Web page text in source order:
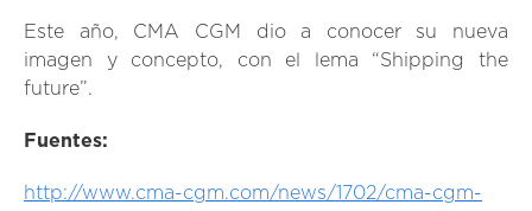
Este año, CMA CGM dio a conocer su nueva
imagen y concepto, con el lema “Shipping the
future”.
Fuentes:
http://www.cma-cgm.com/news/1702/cma-cgm-